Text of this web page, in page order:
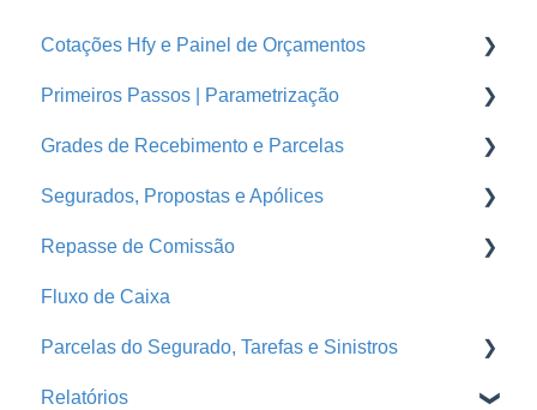
Cotações Hfy e Painel de Orçamentos
Orçamentos
Cotações Hfy
Logins Seguradoras
Primeiros Passos | Parametrização
Usuários
Corretoras
Ramos
Seguradoras
Treinamentos
Conta Segfy
Grades de Recebimento e Parcelas
Parcelas
Grades de Recebimento
Segurados, Propostas e Apólices
Endossos
Propostas e Apólices
Portal da Seguradora
Segurados
Repasse de Comissão
Grade de Pagamento - Repasse
Repasse
Faturas
Fluxo de Caixa
Parcelas do Segurado, Tarefas e Sinistros
E-mail Marketing
Relatórios